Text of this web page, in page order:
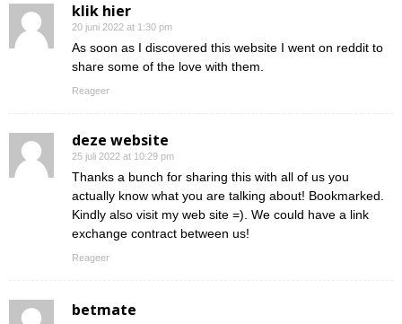
klik hier
20 juni 2022 at 1:30 pm
As soon as I discovered this website I went on reddit to
share some of the love with them.
Reageer
deze website
25 juli 2022 at 10:29 pm
Thanks a bunch for sharing this with all of us you
actually know what you are talking about! Bookmarked.
Kindly also visit my web site =). We could have a link
exchange contract between us!
Reageer
betmate